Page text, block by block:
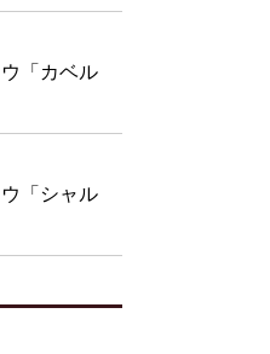
「カベル
「シャル